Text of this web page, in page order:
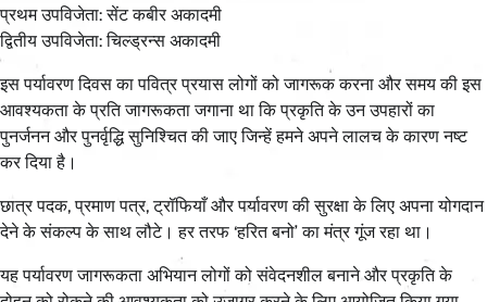
प्रथम उपविजेता: सेंट कबीर अकादमी
द्वितीय उपविजेता: चिल्ड्रन्स अकादमी
इस पर्यावरण दिवस का पवित्र प्रयास लोगों को जागरूक करना और समय की इस
आवश्यकता के प्रति जागरूकता जगाना था कि प्रकृति के उन उपहारों का
पुनर्जनन और पुनर्वृद्धि सुनिश्चित की जाए जिन्हें हमने अपने लालच के कारण नष्ट
कर दिया है।
छात्र पदक, प्रमाण पत्र, ट्रॉफियाँ और पर्यावरण की सुरक्षा के लिए अपना योगदान
देने के संकल्प के साथ लौटे। हर तरफ ‘हरित बनो’ का मंत्र गूंज रहा था।
यह पर्यावरण जागरूकता अभियान लोगों को संवेदनशील बनाने और प्रकृति के